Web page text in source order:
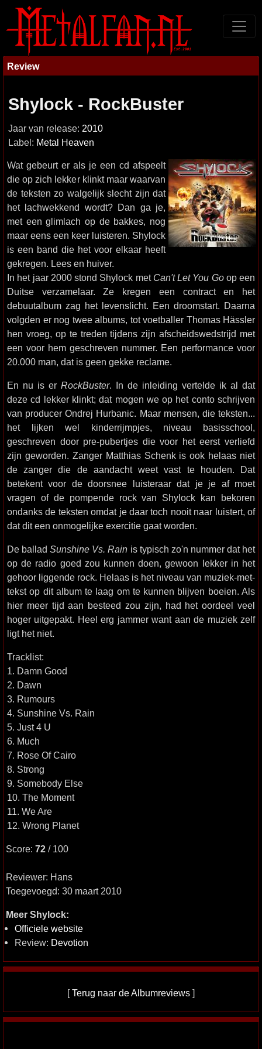
Review
Shylock - RockBuster
Jaar van release: 2010
Label: Metal Heaven
Wat gebeurt er als je een cd afspeelt
die op zich lekker klinkt maar waarvan
de teksten zo walgelijk slecht zijn dat
het lachwekkend wordt? Dan ga je,
met een glimlach op de bakkes, nog
maar eens een keer luisteren. Shylock
is een band die het voor elkaar heeft
gekregen. Lees en huiver.
In het jaar 2000 stond Shylock met Can't Let You Goop een
Duitse verzamelaar. Ze kregen een contract en het
debuutalbum zag het levenslicht. Een droomstart. Daarna
volgden er nog twee albums, tot voetballer Thomas Hässler
hen vroeg, op te treden tijdens zijn afscheidswedstrijd met
een voor hem geschreven nummer. Een performance voor
20.000 man, dat is geen gekke reclame.
En nu is er RockBuster. In de inleiding vertelde ik al dat
deze cd lekker klinkt; dat mogen we op het conto schrijven
van producer Ondrej Hurbanic. Maar mensen, die teksten...
het lijken wel kinderrijmpjes, niveau basisschool,
geschreven door pre-pubertjes die voor het eerst verliefd
zijn geworden. Zanger Matthias Schenk is ook helaas niet
de zanger die de aandacht weet vast te houden. Dat
betekent voor de doorsnee luisteraar dat je je af moet
vragen of de pompende rock van Shylock kan bekoren
ondanks de teksten omdat je daar toch nooit naar luistert, of
dat dit een onmogelijke exercitie gaat worden.
De balladSunshine Vs. Rain is typisch zo'n nummer dat het
op de radio goed zou kunnen doen, gewoon lekker in het
gehoor liggende rock. Helaas is het niveau van muziek-met-
tekst op dit album te laag om te kunnen blijven boeien. Als
hier meer tijd aan besteed zou zijn, had het oordeel veel
hoger uitgepakt. Heel erg jammer want aan de muziek zelf
ligt het niet.
Tracklist:
1. Damn Good
2. Dawn
3. Rumours
4. Sunshine Vs. Rain
5. Just 4 U
6. Much
7. Rose Of Cairo
8. Strong
9. Somebody Else
10. The Moment
11. We Are
12. Wrong Planet
Score: 72 / 100
Reviewer: Hans
Toegevoegd: 30 maart 2010
Meer Shylock:
Officiele website
Review: Devotion
[Terug naar de Albumreviews ]